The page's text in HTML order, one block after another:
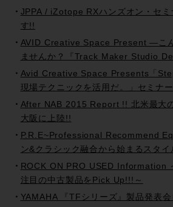
JPPA / iZotope RXハンズオン・セ
す!!
AVID Creative Space Present —こ
ませんか？『Track Maker Studio
Avid Creative Space Presents「
現場テクニックを活用だ。」セミナ
After NAB 2015 Report !! 北米最大
大阪に上陸!!
P.R.E~Professional Recommend
ン&クラシック融合から始まるスタイ
ROCK ON PRO USED Information
注目の中古製品をPick Up!!!～
YAMAHA 『TFシリーズ』製品発表会